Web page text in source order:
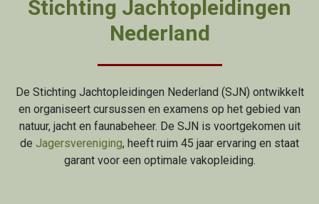
Stichting Jachtopleidingen
Nederland
De Stichting Jachtopleidingen Nederland (SJN) ontwikkelt
en organiseert cursussen en examens op het gebied van
natuur, jacht en faunabeheer. De SJN is voortgekomen uit
de Jagersvereniging, heeft ruim 45 jaar ervaring en staat
garant voor een optimale vakopleiding.